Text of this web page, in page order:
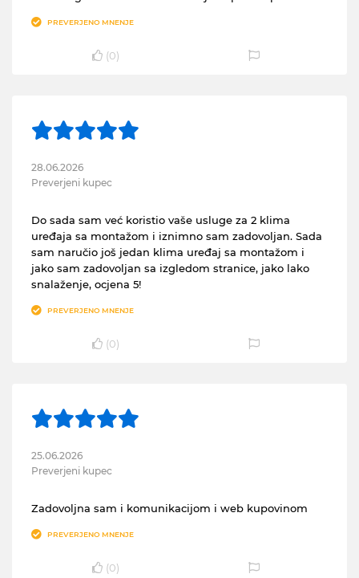
PREVERJENO MNENJE
(0)
28.06.2026
Preverjeni kupec
Do sada sam već koristio vaše usluge za 2 klima
uređaja sa montažom i iznimno sam zadovoljan. Sada
sam naručio još jedan klima uređaj sa montažom i
jako sam zadovoljan sa izgledom stranice, jako lako
snalaženje, ocjena 5!
PREVERJENO MNENJE
(0)
25.06.2026
Preverjeni kupec
Zadovoljna sam i komunikacijom i web kupovinom
PREVERJENO MNENJE
(0)